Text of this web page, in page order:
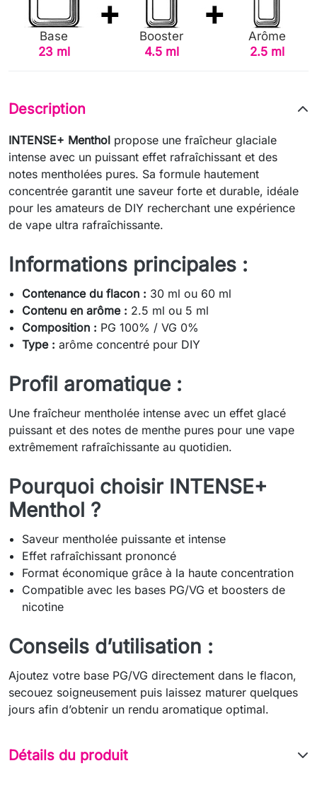
Base
23 ml
Booster
4.5 ml
Arôme
2.5 ml
Description
INTENSE+ Menthol propose une fraîcheur glaciale
intense avec un puissant effet rafraîchissant et des
notes mentholées pures. Sa formule hautement
concentrée garantit une saveur forte et durable, idéale
pour les amateurs de DIY recherchant une expérience
de vape ultra rafraîchissante.
Informations principales :
Contenance du flacon : 30 ml ou 60 ml
Contenu en arôme : 2.5 ml ou 5 ml
Composition : PG 100% / VG 0%
Type : arôme concentré pour DIY
Profil aromatique :
Une fraîcheur mentholée intense avec un effet glacé
puissant et des notes de menthe pures pour une vape
extrêmement rafraîchissante au quotidien.
Pourquoi choisir INTENSE+
Menthol ?
Saveur mentholée puissante et intense
Effet rafraîchissant prononcé
Format économique grâce à la haute concentration
Compatible avec les bases PG/VG et boosters de
nicotine
Conseils d’utilisation :
Ajoutez votre base PG/VG directement dans le flacon,
secouez soigneusement puis laissez maturer quelques
jours afin d’obtenir un rendu aromatique optimal.
Détails du produit